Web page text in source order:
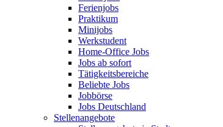
Ferienjobs
Praktikum
Minijobs
Werkstudent
Home-Office Jobs
Jobs ab sofort
Tätigkeitsbereiche
Beliebte Jobs
Jobbörse
Jobs Deutschland
Stellenangebote